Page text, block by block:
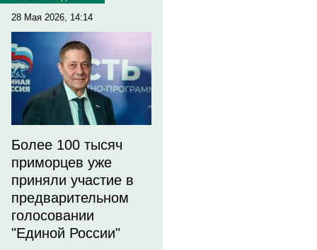
28 Мая 2026, 14:14
Более 100 тысяч
приморцев уже
приняли участие в
предварительном
голосовании
"Единой России"